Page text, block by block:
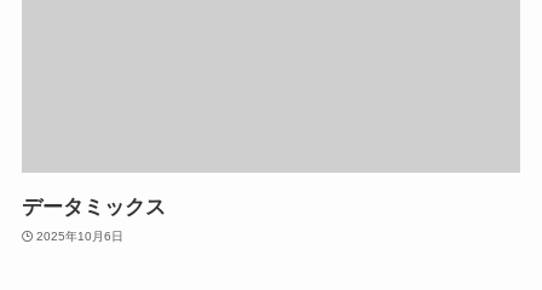
データミックス
2025年10月6日